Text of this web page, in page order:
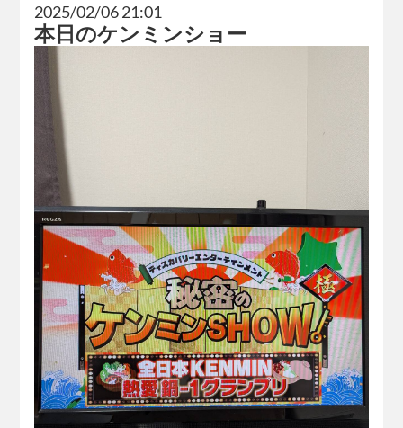
2025/02/06 21:01
本日のケンミンショー